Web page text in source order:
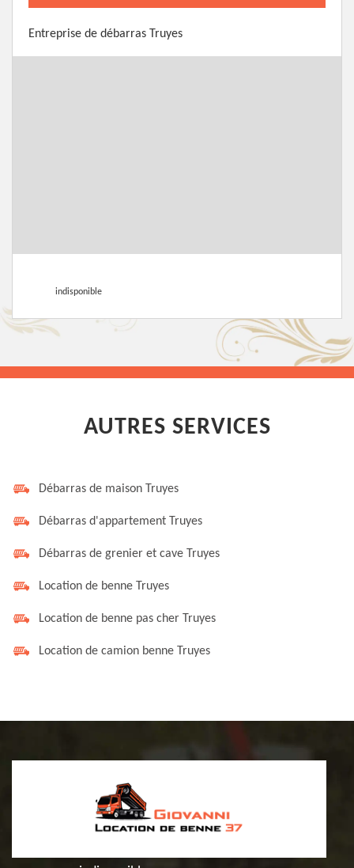
Entreprise de débarras Truyes
indisponible
AUTRES SERVICES
Débarras de maison Truyes
Débarras d'appartement Truyes
Débarras de grenier et cave Truyes
Location de benne Truyes
Location de benne pas cher Truyes
Location de camion benne Truyes